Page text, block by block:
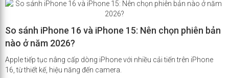
So sánh iPhone 16 và iPhone 15: Nên chọn phiên bản
nào ở năm 2026?
Apple tiếp tục nâng cấp dòng iPhone với nhiều cải tiến trên iPhone
16, từ thiết kế, hiệu năng đến camera.